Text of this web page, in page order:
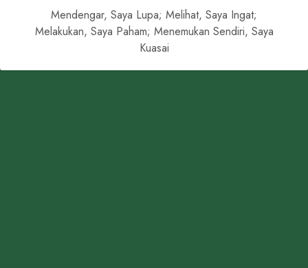
Mendengar, Saya Lupa; Melihat, Saya Ingat;
Melakukan, Saya Paham; Menemukan Sendiri, Saya
Kuasai